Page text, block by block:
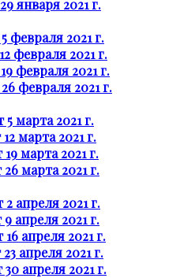
января 2021 г.
февраля 2021 г.
февраля 2021 г.
февраля 2021 г.
февраля 2021 г.
5 марта 2021 г.
марта 2021 г.
19 марта 2021 г.
26 марта 2021 г.
2 апреля 2021 г.
9 апреля 2021 г.
16 апреля 2021 г.
апреля 2021 г.
30 апреля 2021 г.